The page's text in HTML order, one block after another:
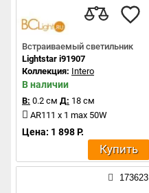
Встраиваемый светильник
Lightstar i91907
Коллекция: Intero
В наличии
В: 0.2 см Д: 18 см
AR111 x 1 max 50W
Цена: 1 898 Р.
Купить
173623